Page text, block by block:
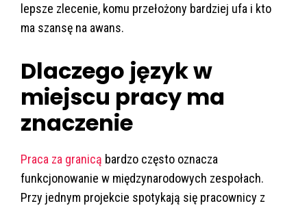
lepsze zlecenie, komu przełożony bardziej ufa i kto
ma szansę na awans.
Dlaczego język w
miejscu pracy ma
znaczenie
Praca za granicą bardzo często oznacza
funkcjonowanie w międzynarodowych zespołach.
Przy jednym projekcie spotykają się pracownicy z